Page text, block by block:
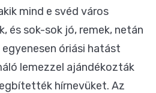
mind e svéd város
és sok-sok jó, remek, netán
óriási hatást
lemezzel ajándékozták
hírnevüket. Az